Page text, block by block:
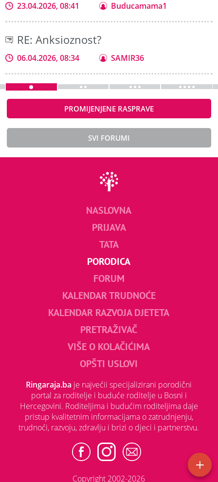
23.04.2026, 08:41 Buducamama1
RE: Anksioznost?
06.04.2026, 08:34 SAMIR36
PROMIJENJENE RASPRAVE
SVI FORUMI
NASLOVNA
PRIJAVA
TATA
PORODICA
FORUM
KALENDAR TRUDNOĆE
KALENDAR RAZVOJA DJETETA
PRETRAŽIVAČ
VIŠE O KOLAČIĆIMA
OPŠTI USLOVI
Ringaraja.ba je najvećii specijalizirani porodični
portal za roditelje i buduće roditelje u Bosni i
Hercegovini. Roditeljima i budućim roditeljima daje
pristup kvalitetnim informacijama o zatrudnjenju,
trudnoći, razvoju, zdravlju i brizi o djeci i partnerstvu.
Copyright 2002-2026